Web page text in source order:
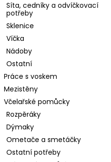
Síta, cedníky a odvíčkovací
potřeby
Sklenice
Víčka
Nádoby
Ostatní
Práce s voskem
Mezistěny
Včelařské pomůcky
Rozpěráky
Dýmaky
Ometače a smetáčky
Ostatní potřeby